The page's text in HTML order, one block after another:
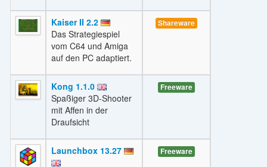
Kaiser II 2.2
Das Strategiespiel
vom C64 und Amiga
auf den PC adaptiert.
Shareware
Kong 1.1.0
Spaßiger 3D-Shooter
mit Affen in der
Draufsicht
Freeware
Launchbox 13.27
Freeware